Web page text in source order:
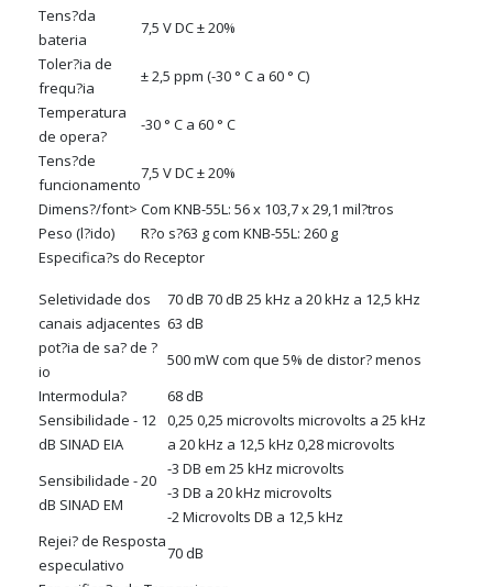
Tens?da
bateria
7,5 V DC ± 20%
Toler?ia de
frequ?ia
± 2,5 ppm (-30 ° C a 60 ° C)
Temperatura
de opera?
-30 ° C a 60 ° C
Tens?de
funcionamento
7,5 V DC ± 20%
Dimens?/font> Com KNB-55L: 56 x 103,7 x 29,1 mil?tros
Peso (l?ido)
R?o s?63 g com KNB-55L: 260 g
Especifica?s do Receptor
Seletividade dos
canais adjacentes
70 dB 70 dB 25 kHz a 20 kHz a 12,5 kHz
63 dB
pot?ia de sa? de ?
io
500 mW com que 5% de distor? menos
Intermodula?
68 dB
Sensibilidade - 12
dB SINAD EIA
0,25 0,25 microvolts microvolts a 25 kHz
a 20 kHz a 12,5 kHz 0,28 microvolts
Sensibilidade - 20
dB SINAD EM
-3 DB em 25 kHz microvolts
-3 DB a 20 kHz microvolts
-2 Microvolts DB a 12,5 kHz
Rejei? de Resposta
especulativo
70 dB